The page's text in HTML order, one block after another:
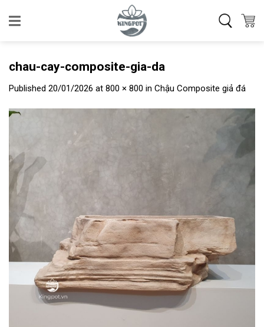
chau-cay-composite-gia-da
Published 20/01/2026 at 800 × 800 in Chậu Composite giả đá